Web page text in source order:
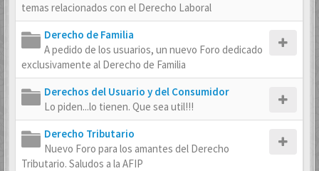
temas relacionados con el Derecho Laboral
Derecho de Familia
A pedido de los usuarios, un nuevo Foro dedicado
exclusivamente al Derecho de Familia
Derechos del Usuario y del Consumidor
Lo piden...lo tienen. Que sea util!!!
Derecho Tributario
Nuevo Foro para los amantes del Derecho
Tributario. Saludos a la AFIP